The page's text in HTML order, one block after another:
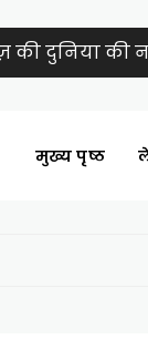
की दुनिया की
मुख्य पृष्ठ